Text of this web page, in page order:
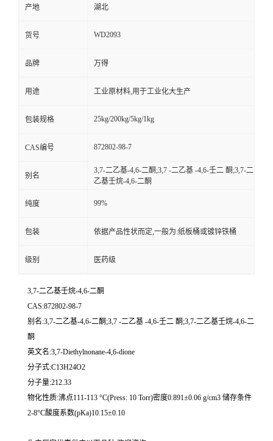
产地 湖北
货号 WD2093
品牌 万得
用途 工业原材料,用于工业化大生产
包装规格 25kg/200kg/5kg/1kg
CAS编号 872802-98-7
别名
3,7-二乙基-4,6-二酮;3,7 -二乙基 -4,6-壬二 酮;3,7-二
乙基壬烷-4,6-二酮
纯度 99%
包装 依据产品性状而定,一般为:纸板桶或镀锌铁桶
级别 医药级
3,7-二乙基壬烷-4,6-二酮
CAS:872802-98-7
别名:3,7-二乙基-4,6-二酮;3,7 -二乙基 -4,6-壬二 酮;3,7-二乙基壬烷-4,6-二
酮
英文名:3,7-Diethylnonane-4,6-dione
分子式:C13H24O2
分子量:212.33
物化性质:沸点111-113 °C(Press: 10 Torr)密度0.891±0.06 g/cm3 储存条件
2-8°C酸度系数(pKa)10.15±0.10